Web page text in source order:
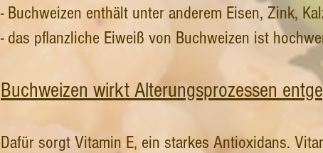
- Buchweizen enthält unter anderem Eisen, Zink,
- das pflanzliche Eiweiß von Buchweizen ist
Buchweizen wirkt Alterungsprozessen
Dafür sorgt Vitamin E, ein starkes Antioxidans.